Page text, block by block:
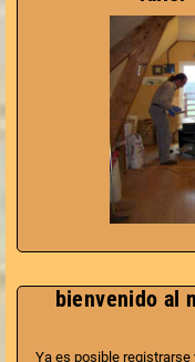
bienvenido al
Ya es posible
compatible toutes
peinture ou d'enduits.